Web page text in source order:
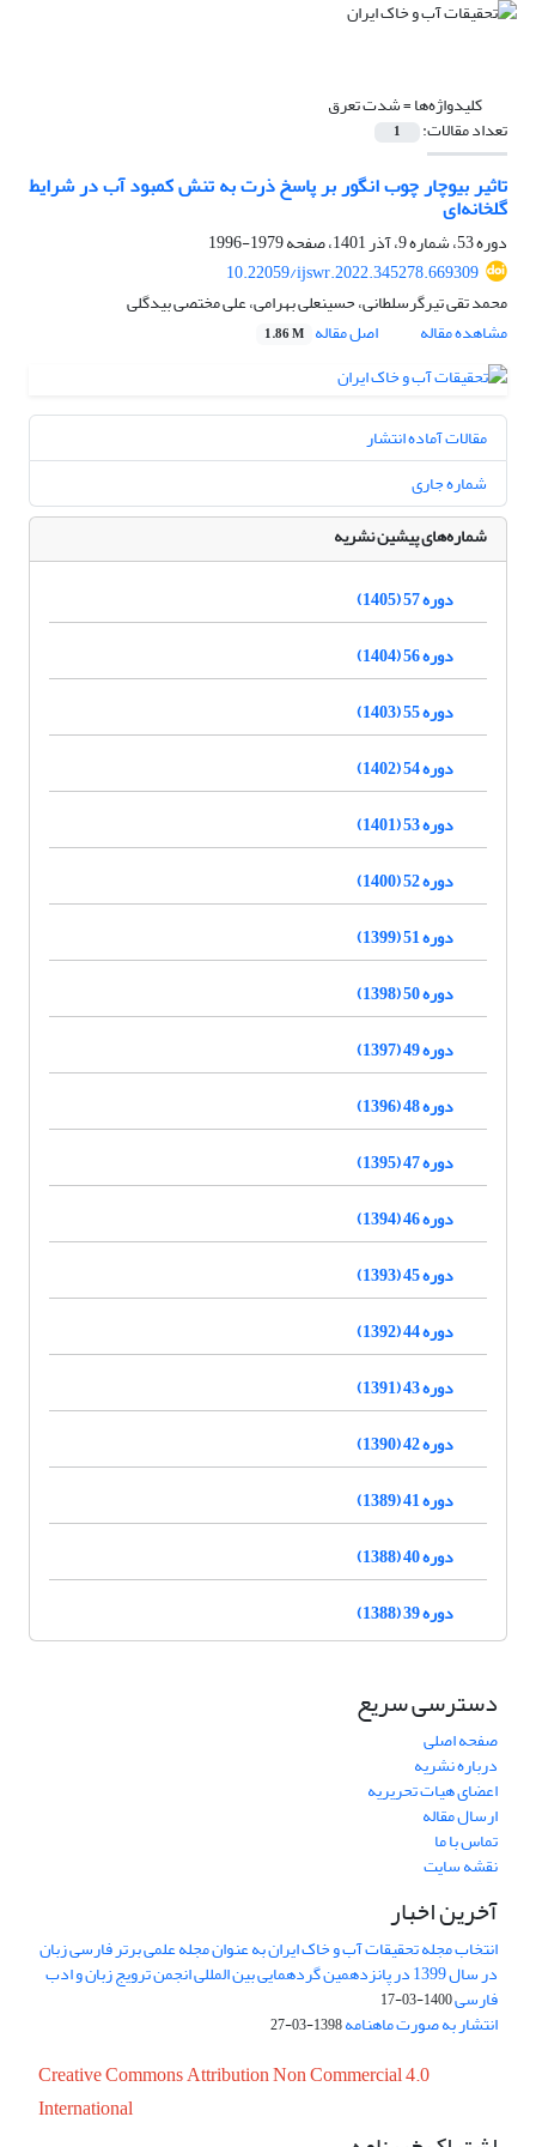
کلیدواژه‌ها =شدت تعرق
تعداد مقالات: 1
تاثیر بیوچار چوب انگور بر پاسخ ذرت به تنش کمبود آب در شرایط
گلخانه‌ای
دوره 53، شماره 9، آذر 1401، صفحه
1979-1996
10.22059/ijswr.2022.345278.669309
محمد تقی تیرگرسلطانی، حسینعلی بهرامی، علی مختصی بیدگلی
مشاهده مقاله
اصل مقاله 1.86 M
مقالات آماده انتشار
شماره جاری
شماره‌های پیشین نشریه
دوره 57 (1405)
دوره 56 (1404)
دوره 55 (1403)
دوره 54 (1402)
دوره 53 (1401)
دوره 52 (1400)
دوره 51 (1399)
دوره 50 (1398)
دوره 49 (1397)
دوره 48 (1396)
دوره 47 (1395)
دوره 46 (1394)
دوره 45 (1393)
دوره 44 (1392)
دوره 43 (1391)
دوره 42 (1390)
دوره 41 (1389)
دوره 40 (1388)
دوره 39 (1388)
دسترسی سریع
صفحه اصلی
درباره نشریه
اعضای هیات تحریریه
ارسال مقاله
تماس با ما
نقشه سایت
آخرین اخبار
انتخاب مجله تحقیقات آب و خاک ایران به عنوان مجله علمی برتر فارسی زبان
در سال 1399 در پانزدهمین گردهمایی بین المللی انجمن ترویج زبان و ادب
فارسی1400-03-17
انتشار به صورت ماهنامه1398-03-27
Creative Commons Attribution Non Commercial 4.0
International